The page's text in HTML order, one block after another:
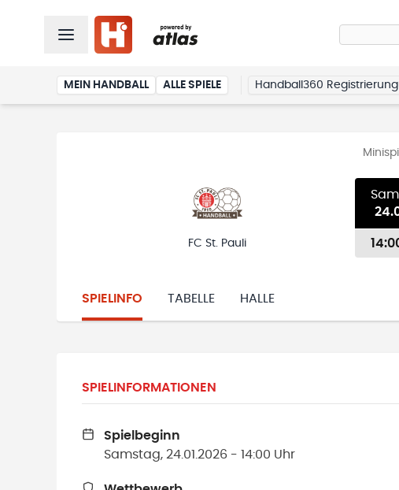
MEIN HANDBALL ALLE SPIELE Handball360 Registrierung
FC St. Pauli
SPIELINFO TABELLE HALLE
SPIELINFORMATIONEN
Spielbeginn
Samstag, 24.01.2026 - 14:00 Uhr